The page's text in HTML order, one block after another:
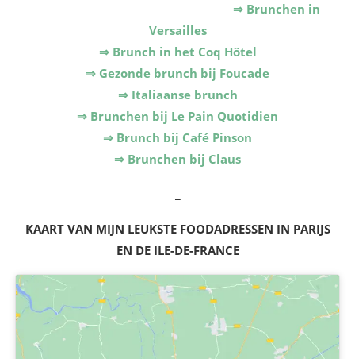
⇒ Brunchen in
Versailles
⇒ Brunch in het Coq Hôtel
⇒ Gezonde brunch bij Foucade
⇒ Italiaanse brunch
⇒ Brunchen bij Le Pain Quotidien
⇒ Brunch bij Café Pinson
⇒ Brunchen bij Claus
KAART VAN MIJN LEUKSTE FOODADRESSEN IN PARIJS
EN DE ILE-DE-FRANCE